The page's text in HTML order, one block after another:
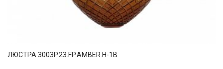
ЛЮСТРА 3003P.23.FP.AMBER.H-1B